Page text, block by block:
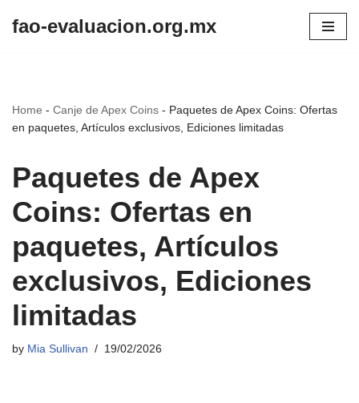
fao-evaluacion.org.mx
Home - Canje de Apex Coins - Paquetes de Apex Coins: Ofertas
en paquetes, Artículos exclusivos, Ediciones limitadas
Paquetes de Apex
Coins: Ofertas en
paquetes, Artículos
exclusivos, Ediciones
limitadas
by Mia Sullivan 19/02/2026